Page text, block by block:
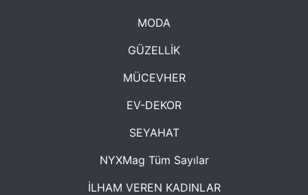
MODA
GÜZELLİK
MÜCEVHER
EV-DEKOR
SEYAHAT
NYXMag Tüm Sayılar
İLHAM VEREN KADINLAR